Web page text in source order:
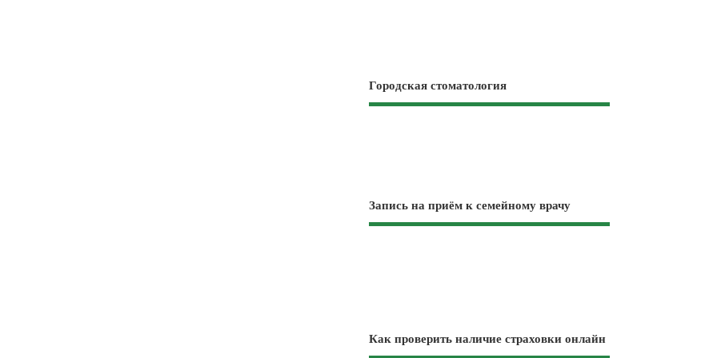
Городская стоматология
Запись на приём к семейному врачу
Как проверить наличие страховки онлайн